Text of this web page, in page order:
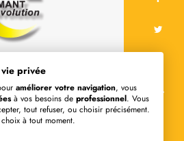
d'outils diamants :
couronne de
a poncer et de
/ carottage à sec,
vie privée
améliorer votre navigation, vous
à vos besoins de professionnel. Vous
tout refuser, ou choisir précisément.
à tout moment.